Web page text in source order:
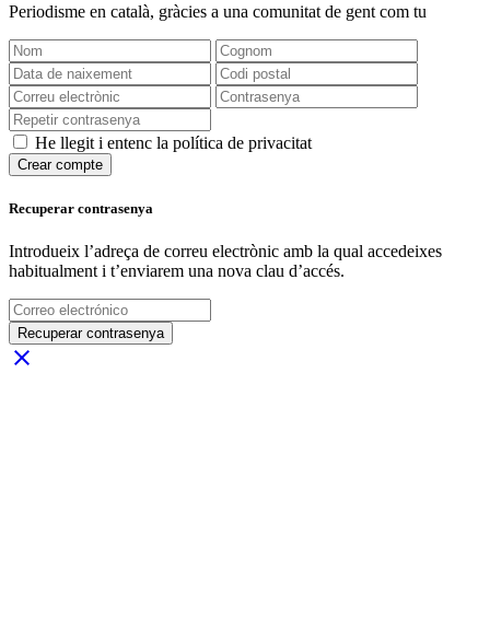
Periodisme en català, gràcies a una comunitat de gent com tu
He llegit i entenc la política de privacitat
Crear compte
Recuperar contrasenya
Introdueix l’adreça de correu electrònic amb la qual accedeixes
habitualment i t’enviarem una nova clau d’accés.
Recuperar contrasenya
close